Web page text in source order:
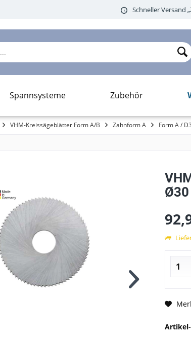
Schneller Versand
Spannsysteme Zubehör
VHM-Kreissägeblätter Form A/B Zahnform A Form A /
Ø30